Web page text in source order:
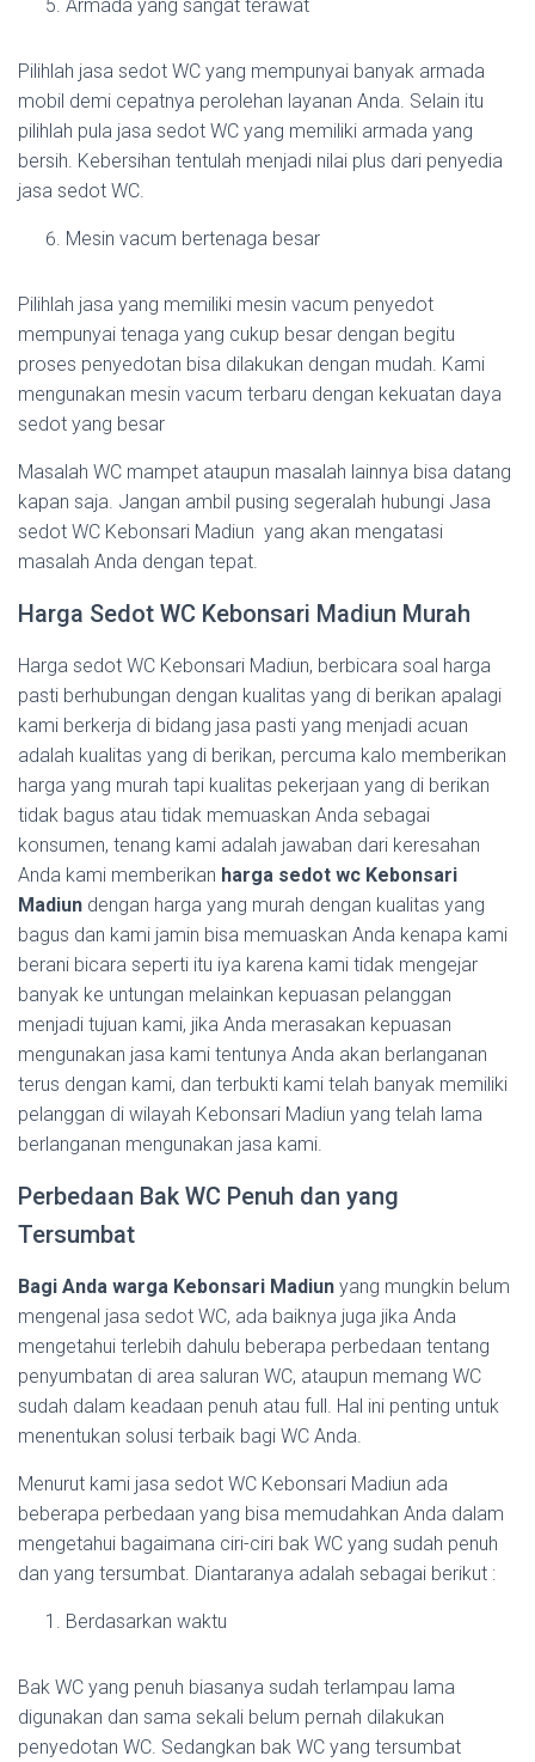
Armada yang sangat terawat
Pilihlah jasa sedot WC yang mempunyai banyak armada
mobil demi cepatnya perolehan layanan Anda. Selain itu
pilihlah pula jasa sedot WC yang memiliki armada yang
bersih. Kebersihan tentulah menjadi nilai plus dari penyedia
jasa sedot WC.
Mesin vacum bertenaga besar
Pilihlah jasa yang memiliki mesin vacum penyedot
mempunyai tenaga yang cukup besar dengan begitu
proses penyedotan bisa dilakukan dengan mudah. Kami
mengunakan mesin vacum terbaru dengan kekuatan daya
sedot yang besar
Masalah WC mampet ataupun masalah lainnya bisa datang
kapan saja. Jangan ambil pusing segeralah hubungi Jasa
sedot WC Kebonsari Madiun yang akan mengatasi
masalah Anda dengan tepat.
Harga Sedot WC Kebonsari Madiun Murah
Harga sedot WC Kebonsari Madiun, berbicara soal harga
pasti berhubungan dengan kualitas yang di berikan apalagi
kami berkerja di bidang jasa pasti yang menjadi acuan
adalah kualitas yang di berikan, percuma kalo memberikan
harga yang murah tapi kualitas pekerjaan yang di berikan
tidak bagus atau tidak memuaskan Anda sebagai
konsumen, tenang kami adalah jawaban dari keresahan
Anda kami memberikan harga sedot wc Kebonsari
Madiun dengan harga yang murah dengan kualitas yang
bagus dan kami jamin bisa memuaskan Anda kenapa kami
berani bicara seperti itu iya karena kami tidak mengejar
banyak ke untungan melainkan kepuasan pelanggan
menjadi tujuan kami, jika Anda merasakan kepuasan
mengunakan jasa kami tentunya Anda akan berlanganan
terus dengan kami, dan terbukti kami telah banyak memiliki
pelanggan di wilayah Kebonsari Madiun yang telah lama
berlanganan mengunakan jasa kami.
Perbedaan Bak WC Penuh dan yang
Tersumbat
Bagi Anda warga Kebonsari Madiun yang mungkin belum
mengenal jasa sedot WC, ada baiknya juga jika Anda
mengetahui terlebih dahulu beberapa perbedaan tentang
penyumbatan di area saluran WC, ataupun memang WC
sudah dalam keadaan penuh atau full. Hal ini penting untuk
menentukan solusi terbaik bagi WC Anda.
Menurut kami jasa sedot WC Kebonsari Madiun ada
beberapa perbedaan yang bisa memudahkan Anda dalam
mengetahui bagaimana ciri-ciri bak WC yang sudah penuh
dan yang tersumbat. Diantaranya adalah sebagai berikut :
Berdasarkan waktu
Bak WC yang penuh biasanya sudah terlampau lama
digunakan dan sama sekali belum pernah dilakukan
penyedotan WC. Sedangkan bak WC yang tersumbat